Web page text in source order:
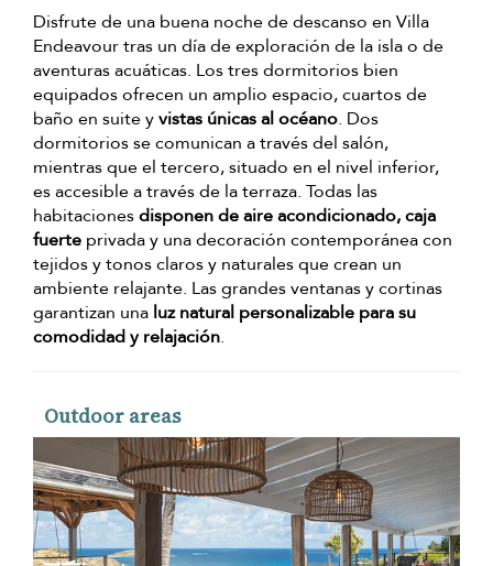
Disfrute de una buena noche de descanso en Villa
Endeavour tras un día de exploración de la isla o de
aventuras acuáticas. Los tres dormitorios bien
equipados ofrecen un amplio espacio, cuartos de
baño en suite yvistas únicas al océano. Dos
dormitorios se comunican a través del salón,
mientras que el tercero, situado en el nivel inferior,
es accesible a través de la terraza. Todas las
habitacionesdisponen de aire acondicionado, caja
fuerte privada y una decoración contemporánea con
tejidos y tonos claros y naturales que crean un
ambiente relajante. Las grandes ventanas y cortinas
garantizan una luz natural personalizable para su
comodidad y relajación.
Outdoor areas